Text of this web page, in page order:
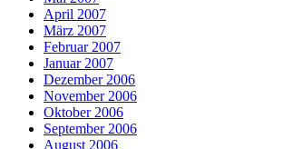
April 2007
März 2007
Februar 2007
Januar 2007
Dezember 2006
November 2006
Oktober 2006
September 2006
August 2006